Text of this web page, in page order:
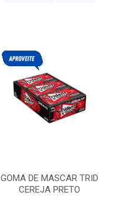
GOMA DE MASCAR TRID
CEREJA PRETO